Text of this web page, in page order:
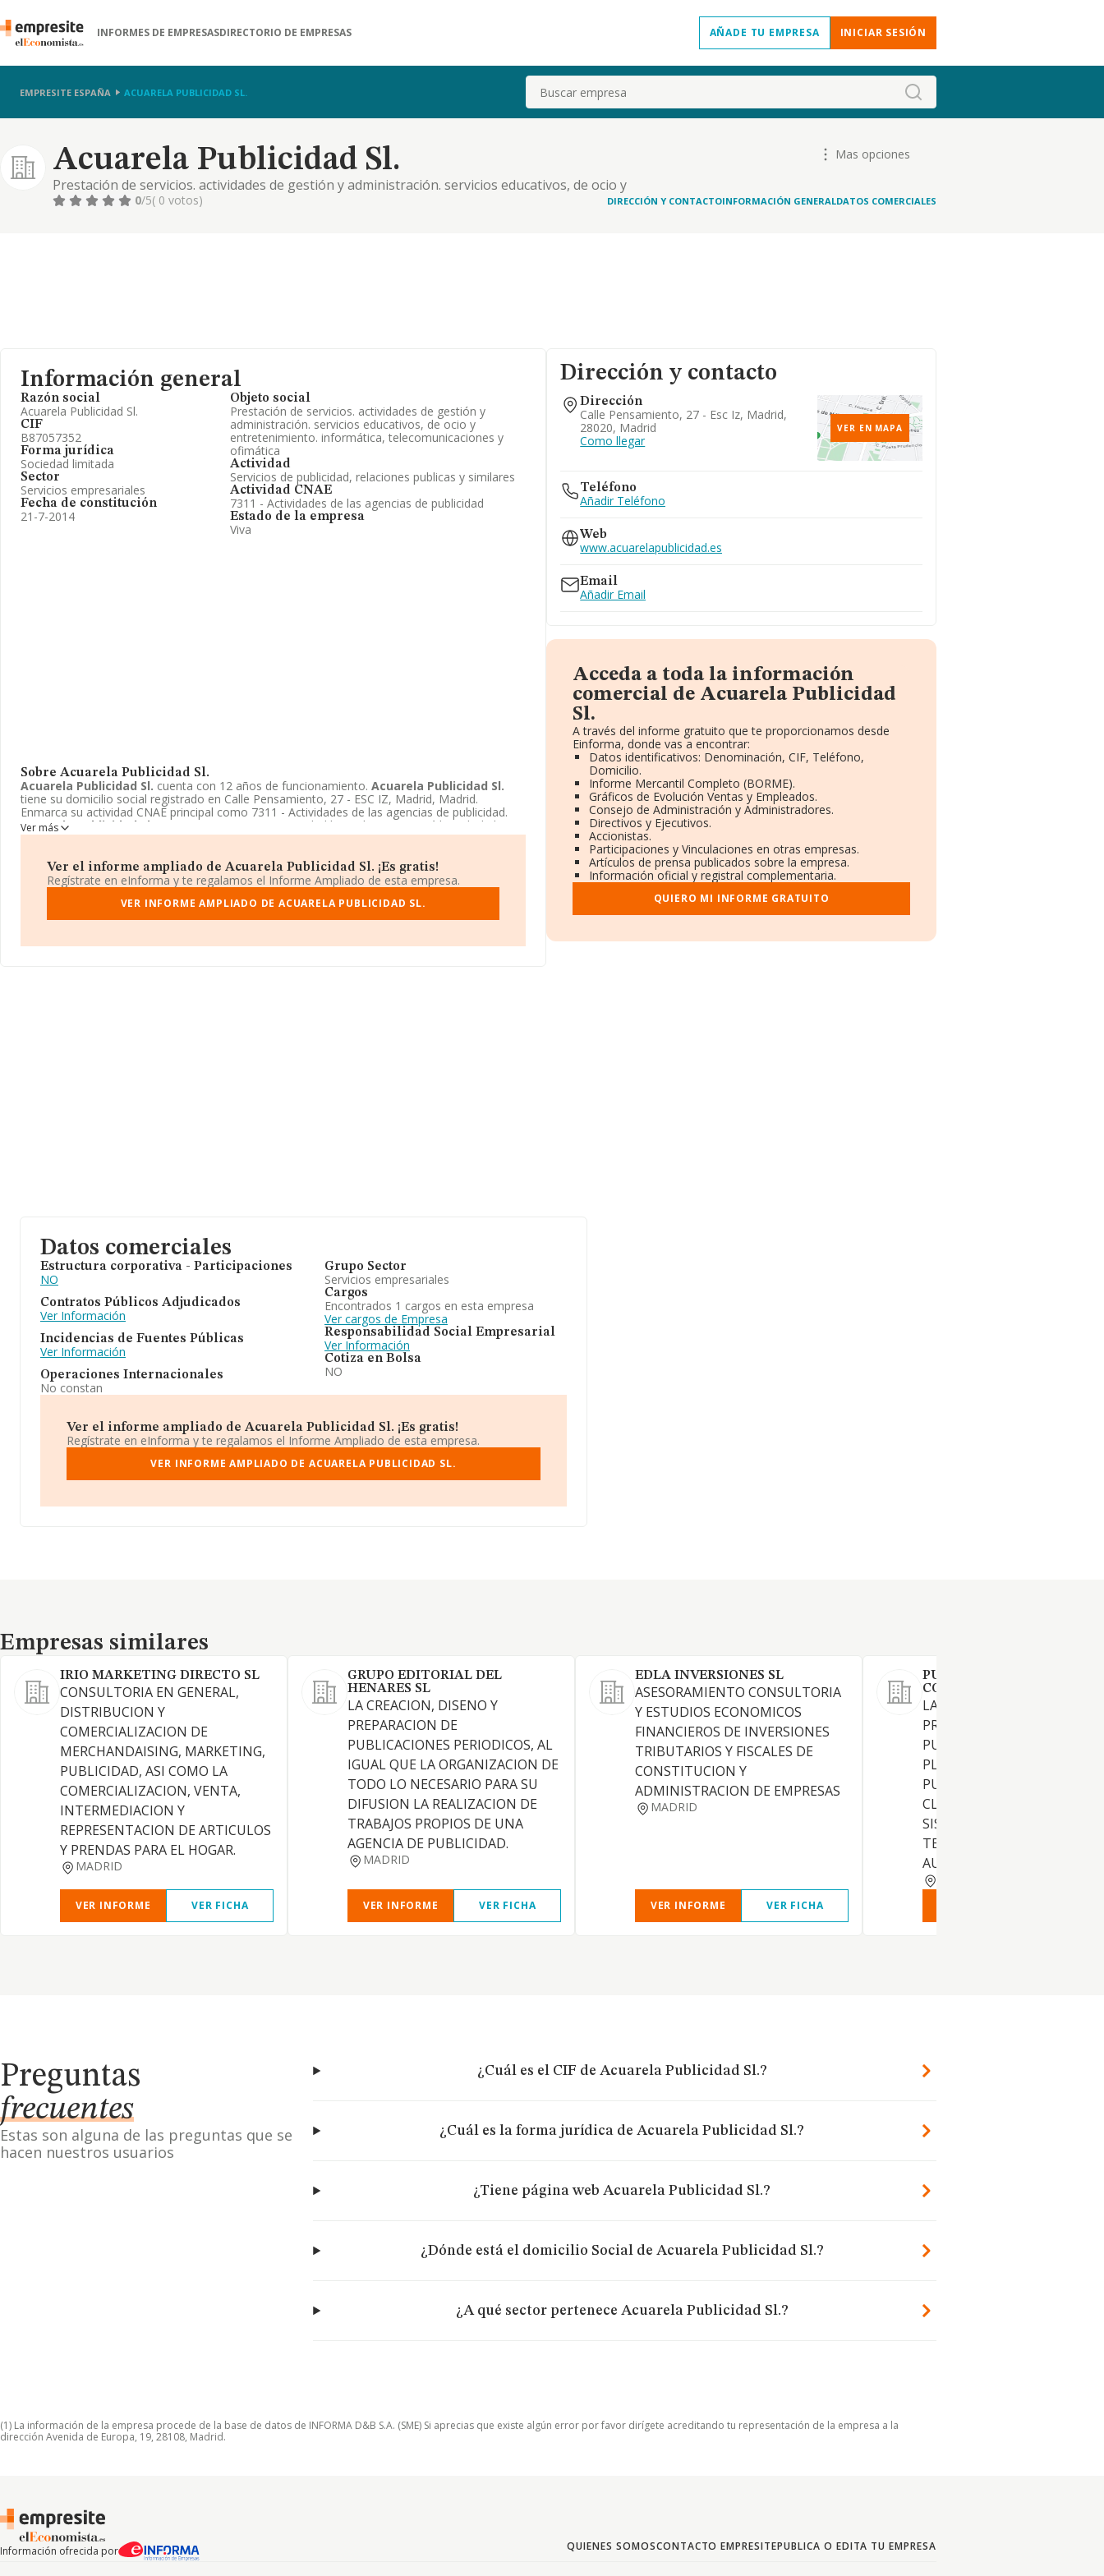
INFORMES DE EMPRESASDIRECTORIO DE EMPRESAS AÑADE TU EMPRESA INICIAR SESIÓN
EMPRESITE ESPAÑA ACUARELA PUBLICIDAD SL. Buscar
Acuarela Publicidad Sl.
Prestación de servicios. actividades de gestión y administración. servicios educativos, de ocio y
entretenimiento. informática, telecomunicaciones y ofimática
Mas opciones
0/5( 0 votos) DIRECCIÓN Y CONTACTOINFORMACIÓN GENERALDATOS COMERCIALES
Información general
Razón social
Acuarela Publicidad Sl.
CIF
B87057352
Forma jurídica
Sociedad limitada
Sector
Servicios empresariales
Fecha de constitución
21-7-2014
Objeto social
Prestación de servicios. actividades de gestión y
administración. servicios educativos, de ocio y
entretenimiento. informática, telecomunicaciones y
ofimática
Actividad
Servicios de publicidad, relaciones publicas y similares
Actividad CNAE
7311 - Actividades de las agencias de publicidad
Estado de la empresa
Viva
Sobre Acuarela Publicidad Sl.
Acuarela Publicidad Sl. cuenta con 12 años de funcionamiento. Acuarela Publicidad Sl.
tiene su domicilio social registrado en Calle Pensamiento, 27 - ESC IZ, Madrid, Madrid.
Enmarca su actividad CNAE principal como 7311 - Actividades de las agencias de publicidad.
Acuarela Publicidad Sl.
aparece inscrita como Sociedad limitada. Encontrará la web de la
empresaAcuarela Publicidad Sl.en el siguiente enlace:http://www.acuarelapublicidad.es.
Ver más
Ver el informe ampliado de Acuarela Publicidad Sl. ¡Es gratis!
Regístrate en eInforma y te regalamos el Informe Ampliado de esta empresa.
VER INFORME AMPLIADO DE ACUARELA PUBLICIDAD SL.
Dirección y contacto
Dirección
Calle Pensamiento, 27 - Esc Iz, Madrid,
28020, Madrid
Como llegar
VER EN MAPA
Teléfono
Añadir Teléfono
Web
www.acuarelapublicidad.es
Email
Añadir Email
Acceda a toda la información
comercial de Acuarela Publicidad
Sl.
A través del informe gratuito que te proporcionamos desde
Einforma, donde vas a encontrar:
Datos identificativos: Denominación, CIF, Teléfono,
Domicilio.
Informe Mercantil Completo (BORME).
Gráficos de Evolución Ventas y Empleados.
Consejo de Administración y Administradores.
Directivos y Ejecutivos.
Accionistas.
Participaciones y Vinculaciones en otras empresas.
Artículos de prensa publicados sobre la empresa.
Información oficial y registral complementaria.
QUIERO MI INFORME GRATUITO
Datos comerciales
Estructura corporativa - Participaciones
NO
Contratos Públicos Adjudicados
Ver Información
Incidencias de Fuentes Públicas
Ver Información
Operaciones Internacionales
No constan
Grupo Sector
Servicios empresariales
Cargos
Encontrados 1 cargos en esta empresa
Ver cargos de Empresa
Responsabilidad Social Empresarial
Ver Información
Cotiza en Bolsa
NO
Ver el informe ampliado de Acuarela Publicidad Sl. ¡Es gratis!
Regístrate en eInforma y te regalamos el Informe Ampliado de esta empresa.
VER INFORME AMPLIADO DE ACUARELA PUBLICIDAD SL.
Empresas similares
Empresas similares
IRIO MARKETING DIRECTO SL
CONSULTORIA EN GENERAL,
DISTRIBUCION Y
COMERCIALIZACION DE
MERCHANDAISING, MARKETING,
PUBLICIDAD, ASI COMO LA
COMERCIALIZACION, VENTA,
INTERMEDIACION Y
REPRESENTACION DE ARTICULOS
Y PRENDAS PARA EL HOGAR.
MADRID
VER INFORME VER FICHA
GRUPO EDITORIAL DEL
HENARES SL
LA CREACION, DISENO Y
PREPARACION DE
PUBLICACIONES PERIODICOS, AL
IGUAL QUE LA ORGANIZACION DE
TODO LO NECESARIO PARA SU
DIFUSION LA REALIZACION DE
TRABAJOS PROPIOS DE UNA
AGENCIA DE PUBLICIDAD.
MADRID
VER INFORME VER FICHA
EDLA INVERSIONES SL
ASESORAMIENTO CONSULTORIA
Y ESTUDIOS ECONOMICOS
FINANCIEROS DE INVERSIONES
TRIBUTARIOS Y FISCALES DE
CONSTITUCION Y
ADMINISTRACION DE EMPRESAS
MADRID
VER INFORME VER FICHA
PUBLIESPACIO MEDIA
CONSULTING SL
LA COMPRAVENTA,
PROMOCION DE SERVICIOS
PUBLICIDAD, CREATIVIDAD Y
PLANIFICACION DE
PUBLICITARIAS EN TODAS
CLASES DE MEDIOS, LINEAS
SISTEMAS DE
TELECOMUNICACION Y
AUDIOVISUALES
Preguntas
frecuentes
Estas son alguna de las preguntas que se
hacen nuestros usuarios
¿Cuál es el CIF de Acuarela Publicidad Sl.?
¿Cuál es la forma jurídica de Acuarela Publicidad Sl.?
¿Tiene página web Acuarela Publicidad Sl.?
¿Dónde está el domicilio Social de Acuarela Publicidad Sl.?
¿A qué sector pertenece Acuarela Publicidad Sl.?
(1) La información de la empresa procede de la base de datos de INFORMA D&B S.A. (SME) Si aprecias que existe algún error por favor dirígete acreditando tu representación de la empresa a la
dirección Avenida de Europa, 19, 28108, Madrid.
Información ofrecida por QUIENES SOMOSCONTACTO EMPRESITEPUBLICA O EDITA TU EMPRESA